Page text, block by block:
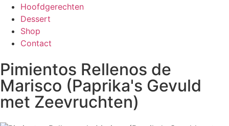
Hoofdgerechten
Dessert
Shop
Contact
Pimientos Rellenos de
Marisco (Paprika's Gevuld
met Zeevruchten)